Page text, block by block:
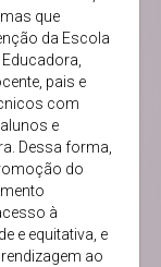
que
da Escola
pais e
com
e
Dessa forma,
do
à
e equitativa, e
ao